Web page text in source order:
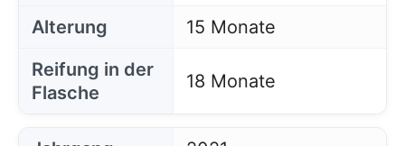
Alterung
15 Monate
Reifung in der
Flasche
18 Monate